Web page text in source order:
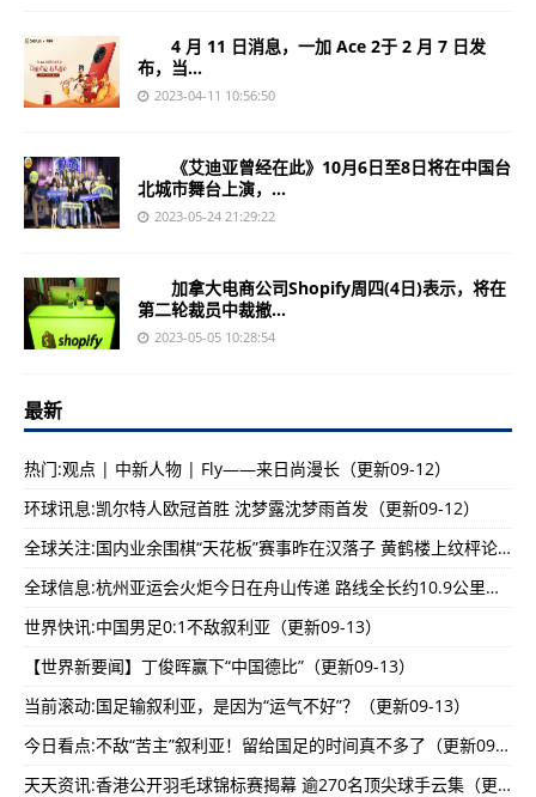
4 月 11 日消息，一加 Ace 2于 2 月 7 日发
布，当...
2023-04-11 10:56:50
《艾迪亚曾经在此》10月6日至8日将在中国台
北城市舞台上演，...
2023-05-24 21:29:22
加拿大电商公司Shopify周四(4日)表示，将在
第二轮裁员中裁撤...
2023-05-05 10:28:54
最新
热门:观点 | 中新人物 | Fly——来日尚漫长（更新09-12）
环球讯息:凯尔特人欧冠首胜 沈梦露沈梦雨首发（更新09-12）
全球关注:国内业余围棋“天花板”赛事昨在汉落子 黄鹤楼上纹枰论道角逐“王中王”（更新09-12）
全球信息:杭州亚运会火炬今日在舟山传递 路线全长约10.9公里（更新09-13）
世界快讯:中国男足0:1不敌叙利亚（更新09-13）
【世界新要闻】丁俊晖赢下“中国德比”（更新09-13）
当前滚动:国足输叙利亚，是因为“运气不好”？（更新09-13）
今日看点:不敌“苦主”叙利亚！留给国足的时间真不多了（更新09-13）
天天资讯:香港公开羽毛球锦标赛揭幕 逾270名顶尖球手云集（更新09-13）